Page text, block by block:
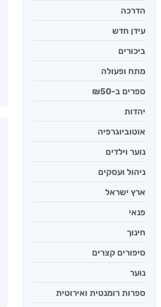
הדרכה
עידן חדש
ביכורים
מתח ופעולה
ספרים ב-₪50
יהדות
אוטוביוגרפיה
נוער וילדים
ניהול ועסקים
ארץ ישראל
פנאי
חינוך
סיפורים קצרים
נוער
ספרות רומנטית ואירוטית